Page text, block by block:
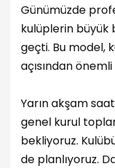
Günümüzde
kulüplerin büyük
geçti. Bu model,
açısından
Yarın akşam
genel kurul
bekliyoruz.
de planlıyoruz.